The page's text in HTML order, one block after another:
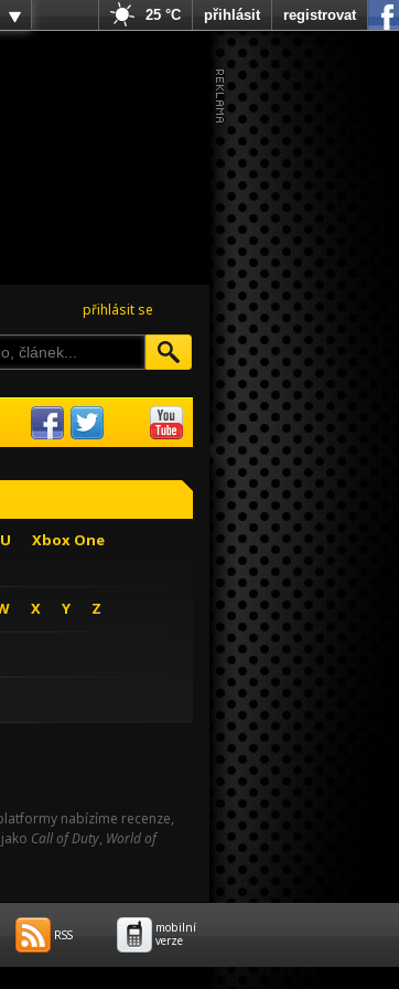
přihlásit se
Xbox One
X Y Z
nabízíme recenze,
Call of Duty, World of
25 °C přihlásit registrovat
RSS
mobilní
verze